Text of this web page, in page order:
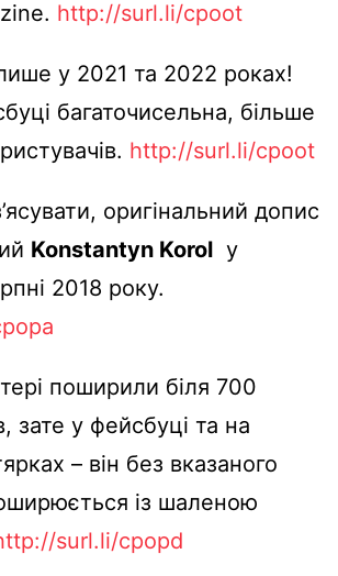
http://surl.li/cpoot
у 2021 та 2022 роках!
багаточисельна, більше
http://surl.li/cpoot
оригінальний допис
Konstantyn Korol у
2018 року.
поширили біля 700
зате у фейсбуці та на
– він без вказаного
із шаленою
surl.li/cpopd